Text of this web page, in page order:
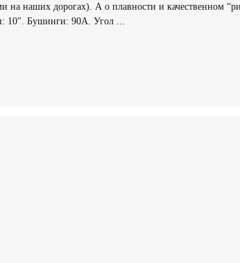
наших дорогах). А о плавности и качественном
10″. Бушинги: 90А. Угол ...